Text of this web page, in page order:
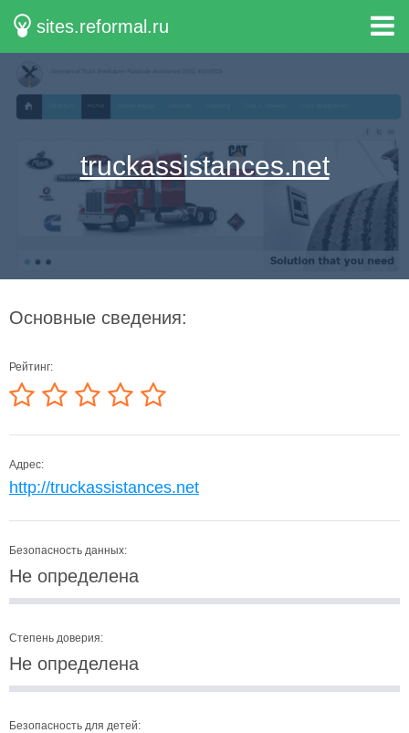
sites.reformal.ru
truckassistances.net
Основные сведения:
Рейтинг:
Адрес:
http://truckassistances.net
Безопасность данных:
Не определена
Степень доверия:
Не определена
Безопасность для детей: